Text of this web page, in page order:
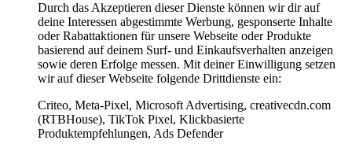
Durch das Akzeptieren dieser Dienste können wir dir auf
deine Interessen abgestimmte Werbung, gesponserte Inhalte
oder Rabattaktionen für unsere Webseite oder Produkte
basierend auf deinem Surf- und Einkaufsverhalten anzeigen
sowie deren Erfolge messen. Mit deiner Einwilligung setzen
wir auf dieser Webseite folgende Drittdienste ein:
Criteo, Meta-Pixel, Microsoft Advertising, creativecdn.com
(RTBHouse), TikTok Pixel, Klickbasierte
Produktempfehlungen, Ads Defender